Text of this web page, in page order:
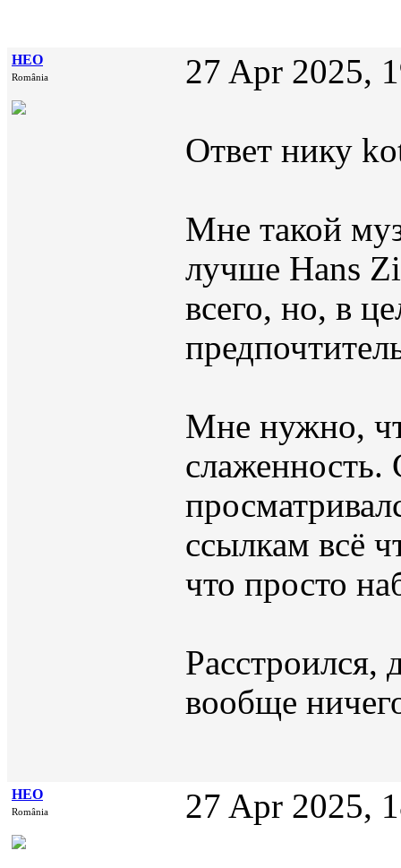
НЕО
România 27 Apr 2025,
Ответ нику
Мне такой
лучше Hans
всего, но, в
Мне нужно,
ссылкам всё
что просто
Расстроился,
вообще
НЕО
România 27 Apr 2025,